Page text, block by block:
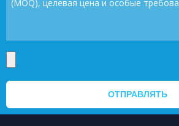
ОТПРАВЛЯТЬ